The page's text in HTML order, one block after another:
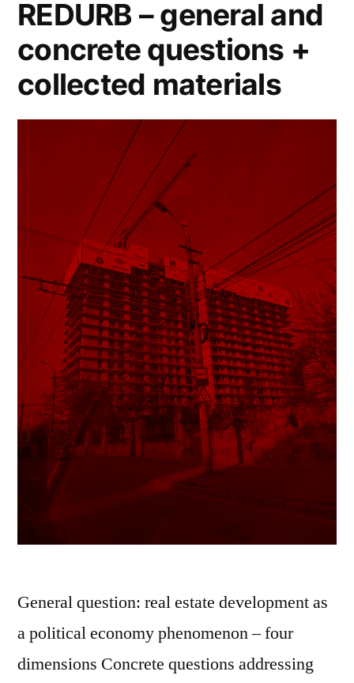
imobiliar
[Enikő
Vincze]”
REDURB – general and
concrete questions +
collected materials
General question: real estate development as
a political economy phenomenon – four
dimensions Concrete questions addressing